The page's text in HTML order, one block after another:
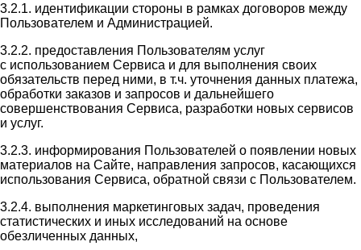
3.2.1. идентификации стороны в рамках договоров между
Пользователем и Администрацией.
3.2.2. предоставления Пользователям услуг
с использованием Сервиса и для выполнения своих
обязательств перед ними, в т.ч. уточнения данных платежа,
обработки заказов и запросов и дальнейшего
совершенствования Сервиса, разработки новых сервисов
и услуг.
3.2.3. информирования Пользователей о появлении новых
материалов на Сайте, направления запросов, касающихся
использования Сервиса, обратной связи с Пользователем.
3.2.4. выполнения маркетинговых задач, проведения
статистических и иных исследований на основе
обезличенных данных,